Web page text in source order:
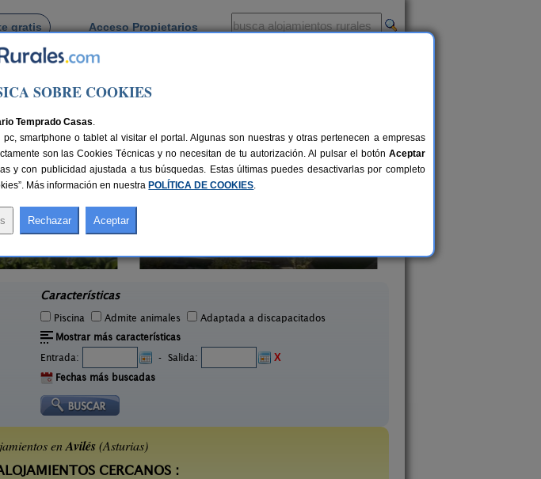
gratis Acceso Propietarios
Características
Piscina Admite animales
Adaptada a discapacitados
Mostrar más características
Entrada:
- Salida:
X
Fechas más buscadas
enAvilés(Asturias)
CERCANOS :
SOBRE COOKIES
Temprado Casas.
smartphone o tablet al visitar el portal. Algunas son nuestras y otras pertenecen a empresas
son las Cookies Técnicas y no necesitan de tu autorización. Al pulsar el botón Aceptar
y con publicidad ajustada a tus búsquedas. Estas últimas puedes desactivarlas por completo
Más información en nuestra POLÍTICA DE COOKIES.